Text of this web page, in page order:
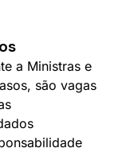
a Ministras e
são vagas